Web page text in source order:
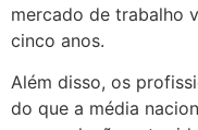
mercado de trabalho
cinco anos.
Além disso, os
do que a média